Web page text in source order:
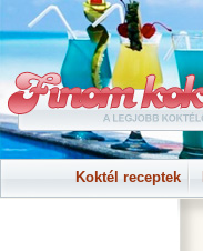
Koktél receptek